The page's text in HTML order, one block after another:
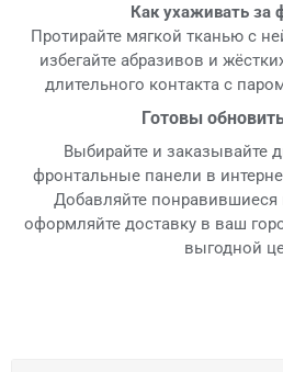
Как ухаживать за
Протирайте мягкой тканью с
избегайте абразивов и
длительного контакта с
Готовы
Выбирайте и заказывайте
фронтальные панели в
Добавляйте
оформляйте доставку в ваш
выгодной